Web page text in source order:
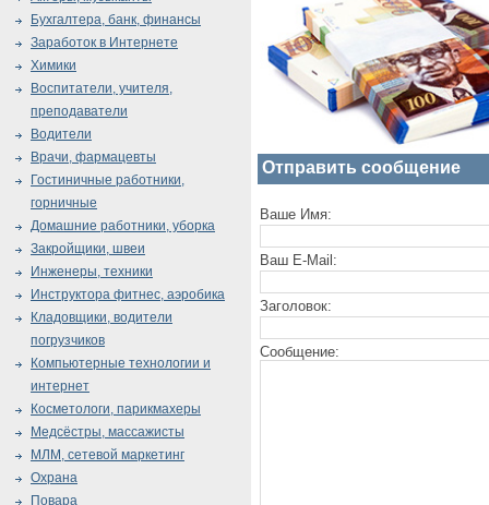
Отправить сообщение
Ваше Имя:
Ваш E-Mail:
Заголовок:
Сообщение:
Бухгалтера, банк, финансы
Заработок в Интернете
Химики
Воспитатели, учителя,
преподаватели
Водители
Врачи, фармацевты
Гостиничные работники,
горничные
Домашние работники, уборка
Закройщики, швеи
Инженеры, техники
Инструктора фитнес, аэробика
Кладовщики, водители
погрузчиков
Компьютерные технологии и
интернет
Косметологи, парикмахеры
Медсёстры, массажисты
МЛМ, сетевой маркетинг
Охрана
Повара